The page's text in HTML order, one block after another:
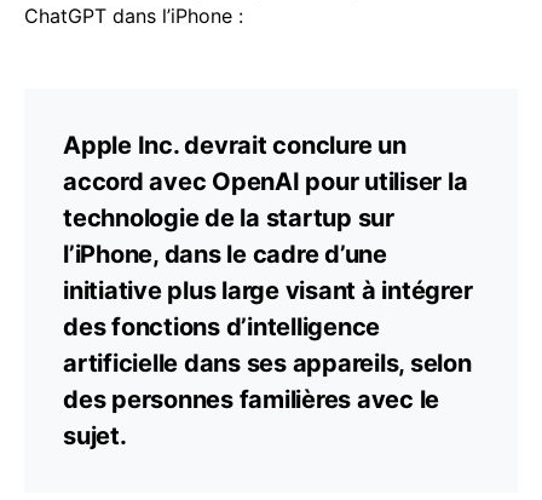
ChatGPT dans l’iPhone :
Apple Inc. devrait conclure un
accord avec OpenAI pour utiliser la
technologie de la startup sur
l’iPhone, dans le cadre d’une
initiative plus large visant à intégrer
des fonctions d’intelligence
artificielle dans ses appareils, selon
des personnes familières avec le
sujet.